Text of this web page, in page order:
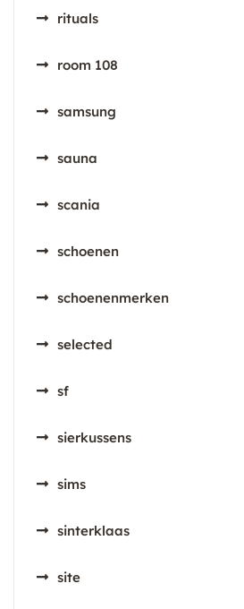
rituals
room 108
samsung
sauna
scania
schoenen
schoenenmerken
selected
sf
sierkussens
sims
sinterklaas
site